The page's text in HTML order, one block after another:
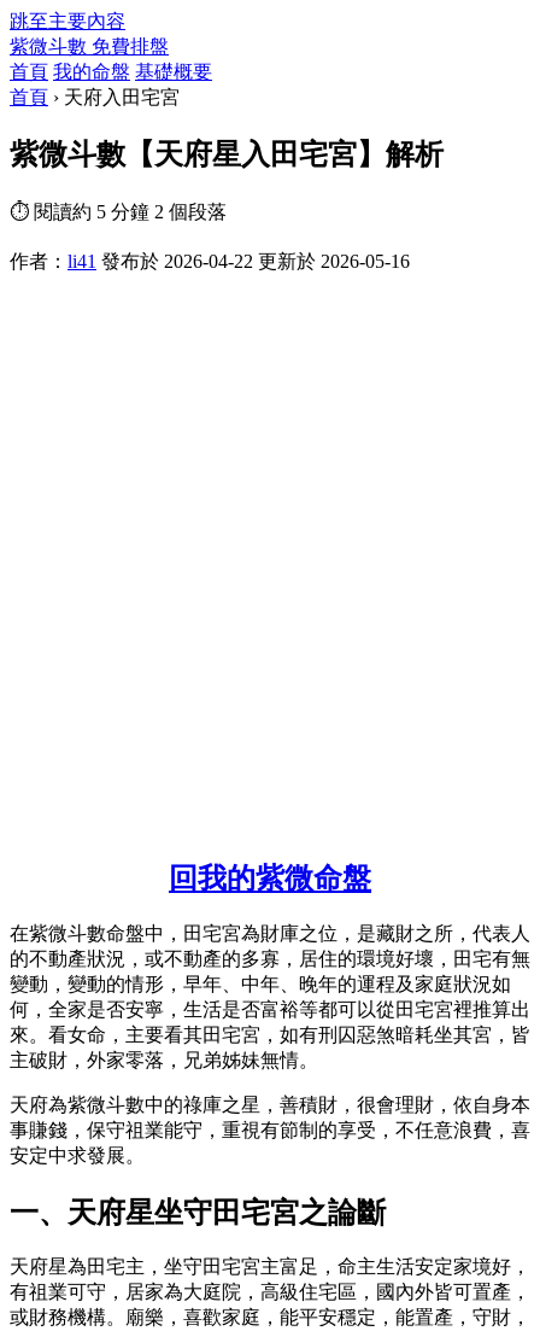
跳至主要內容
紫微斗數 免費排盤
首頁 我的命盤 基礎概要
首頁 › 天府入田宅宮
紫微斗數【天府星入田宅宮】解析
⏱ 閱讀約 5 分鐘 2 個段落
作者： li41 發布於 2026-04-22 更新於 2026-05-16
回我的紫微命盤
在紫微斗數命盤中，田宅宮為財庫之位，是藏財之所，代表人
的不動產狀況，或不動產的多寡，居住的環境好壞，田宅有無
變動，變動的情形，早年、中年、晚年的運程及家庭狀況如
何，全家是否安寧，生活是否富裕等都可以從田宅宮裡推算出
來。看女命，主要看其田宅宮，如有刑囚惡煞暗耗坐其宮，皆
主破財，外家零落，兄弟姊妹無情。
天府為紫微斗數中的祿庫之星，善積財，很會理財，依自身本
事賺錢，保守祖業能守，重視有節制的享受，不任意浪費，喜
安定中求發展。
一、天府星坐守田宅宮之論斷
天府星為田宅主，坐守田宅宮主富足，命主生活安定家境好，
有祖業可守，居家為大庭院，高級住宅區，國內外皆可置產，
或財務機構。廟樂，喜歡家庭，能平安穩定，能置產，守財，